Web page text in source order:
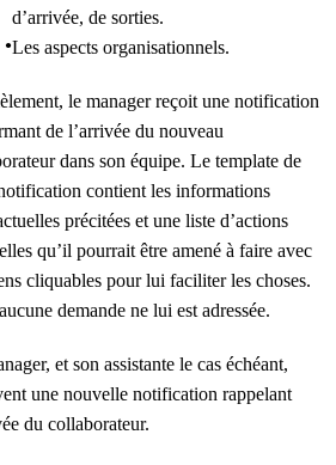
d’arrivée, de sorties.
Les aspects organisationnels.
le manager reçoit une notification
de l’arrivée du nouveau
dans son équipe. Le template de
contient les informations
précitées et une liste d’actions
qu’il pourrait être amené à faire avec
cliquables pour lui faciliter les choses.
demande ne lui est adressée.
et son assistante le cas échéant,
une nouvelle notification rappelant
du collaborateur.